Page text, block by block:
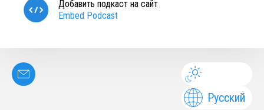
Добавить подкаст на сайт
Embed Podcast
Русский